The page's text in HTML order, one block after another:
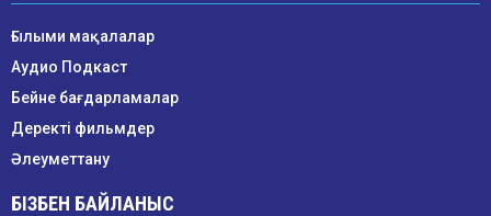
Ғылыми мақалалар
Аудио Подкаст
Бейне бағдарламалар
Деректі фильмдер
Әлеуметтану
БІЗБЕН БАЙЛАНЫС